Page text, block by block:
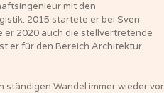
mit den
2015 startete er bei Sven
er 2020 auch die stellvertretende
er für den Bereich Architektur
ständigen Wandel immer wieder vor